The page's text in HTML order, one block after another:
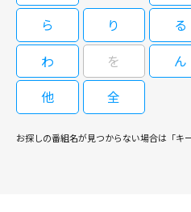
ら
り る
わ
を
ん
他
全
お探しの番組名が見つからない場合は「キ